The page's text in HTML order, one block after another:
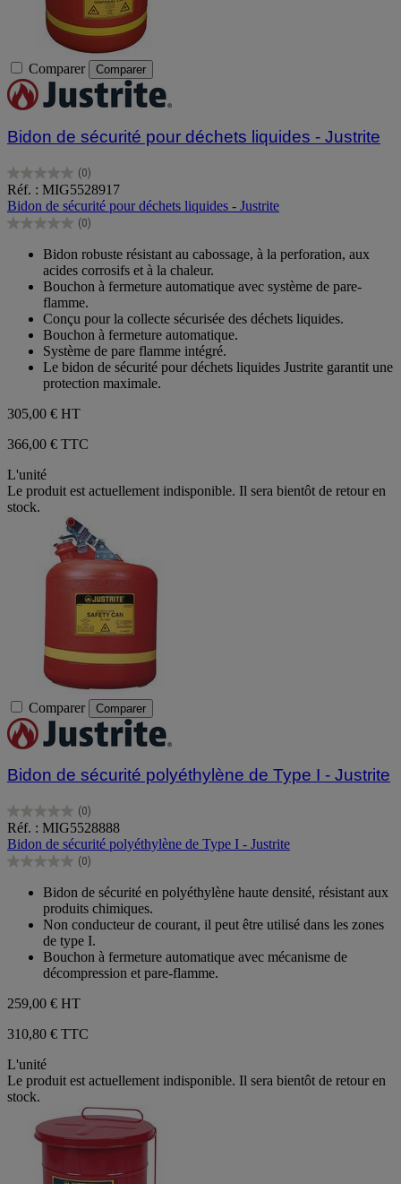
Comparer Comparer
Bidon de sécurité pour déchets liquides - Justrite
(0)
0.0
sur
5
étoiles.
Réf. : MIG5528917
Bidon de sécurité pour déchets liquides - Justrite
(0)
0.0
étoiles.
Bidon robuste résistant au cabossage, à la perforation, aux
acides corrosifs et à la chaleur.
Bouchon à fermeture automatique avec système de pare-
flamme.
Conçu pour la collecte sécurisée des déchets liquides.
Bouchon à fermeture automatique.
Système de pare flamme intégré.
Le bidon de sécurité pour déchets liquides Justrite garantit une
protection maximale.
305,00 € HT
366,00 € TTC
L'unité
Le produit est actuellement indisponible. Il sera bientôt de retour en
stock.
Comparer Comparer
Bidon de sécurité polyéthylène de Type I - Justrite
(0)
0.0
sur
5
étoiles.
Réf. : MIG5528888
Bidon de sécurité polyéthylène de Type I - Justrite
(0)
0.0
étoiles.
Bidon de sécurité en polyéthylène haute densité, résistant aux
produits chimiques.
Non conducteur de courant, il peut être utilisé dans les zones
de type I.
Bouchon à fermeture automatique avec mécanisme de
décompression et pare-flamme.
259,00 € HT
310,80 € TTC
L'unité
Le produit est actuellement indisponible. Il sera bientôt de retour en
stock.